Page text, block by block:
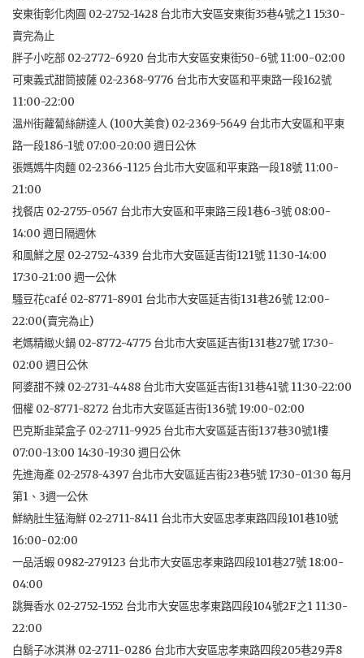
安東街彰化肉圓 02-2752-1428 台北市大安區安東街35巷4號之1 15:30-
賣完為止
胖子小吃部 02-2772-6920 台北市大安區安東街50-6號 11:00-02:00
可東義式甜筒披薩 02-2368-9776 台北市大安區和平東路一段162號
11:00-22:00
溫州街蘿蔔絲餅達人 (100大美食) 02-2369-5649 台北市大安區和平東
路一段186-1號 07:00-20:00 週日公休
張媽媽牛肉麵 02-2366-1125 台北市大安區和平東路一段18號 11:00-
21:00
找餐店 02-2755-0567 台北市大安區和平東路三段1巷6-3號 08:00-
14:00 週日隔週休
和風鮮之屋 02-2752-4339 台北市大安區延吉街121號 11:30-14:00
17:30-21:00 週一公休
騷豆花café 02-8771-8901 台北市大安區延吉街131巷26號 12:00-
22:00(賣完為止)
老媽精緻火鍋 02-8772-4775 台北市大安區延吉街131巷27號 17:30-
02:00 週日公休
阿婆甜不辣 02-2731-4488 台北市大安區延吉街131巷41號 11:30-22:00
佃權 02-8771-8272 台北市大安區延吉街136號 19:00-02:00
巴克斯韭菜盒子 02-2711-9925 台北市大安區延吉街137巷30號1樓
07:00-13:00 14:30-19:30 週日公休
先進海產 02-2578-4397 台北市大安區延吉街23巷5號 17:30-01:30 每月
第1、3週一公休
鮮納肚生猛海鮮 02-2711-8411 台北市大安區忠孝東路四段101巷10號
16:00-02:00
一品活蝦 0982-279123 台北市大安區忠孝東路四段101巷27號 18:00-
04:00
跳舞香水 02-2752-1552 台北市大安區忠孝東路四段104號2F之1 11:30-
22:00
白鬍子冰淇淋 02-2711-0286 台北市大安區忠孝東路四段205巷29弄8